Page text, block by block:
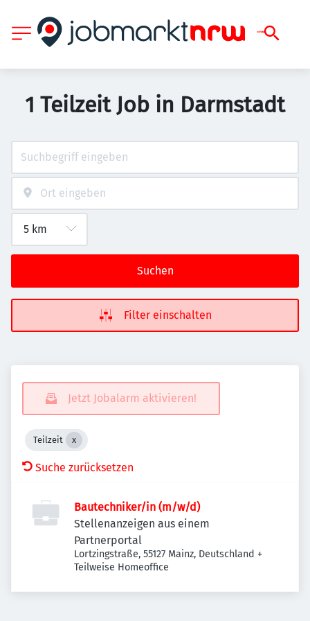
1 Teilzeit Job in Darmstadt
Suchen
Filter einschalten
Jetzt Jobalarm aktivieren!
Teilzeit
Suche zurücksetzen
Bautechniker/in (m/w/d)
Stellenanzeigen aus einem
Partnerportal
Lortzingstraße, 55127 Mainz, Deutschland +
Teilweise Homeoffice